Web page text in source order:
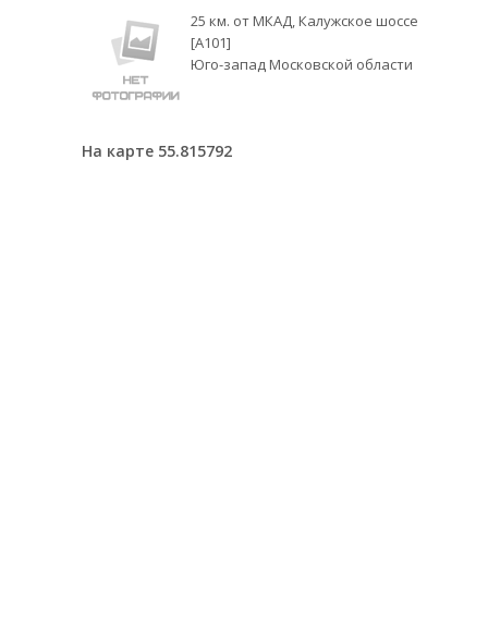
25 км. от МКАД, Калужское шоссе
[А101]
Юго-запад Московской области
На карте 55.815792